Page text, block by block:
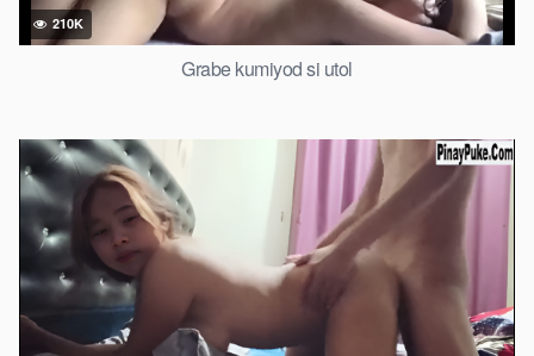
210K
Grabe kumiyod si utol